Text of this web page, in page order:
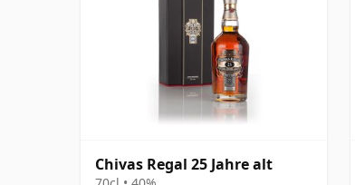
Chivas Regal 25 Jahre alt